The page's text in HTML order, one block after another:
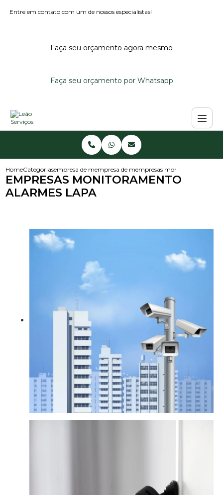
Entre em contato com um de nossos especialistas!
Faça seu orçamento agora mesmo
Faça seu orçamento por Whatsapp
HomeCategoriasempresa de monitoramento de alarmes
empresa de monitoramento de alarme
empresas monitoramento
EMPRESAS MONITORAMENTO
ALARMES LAPA